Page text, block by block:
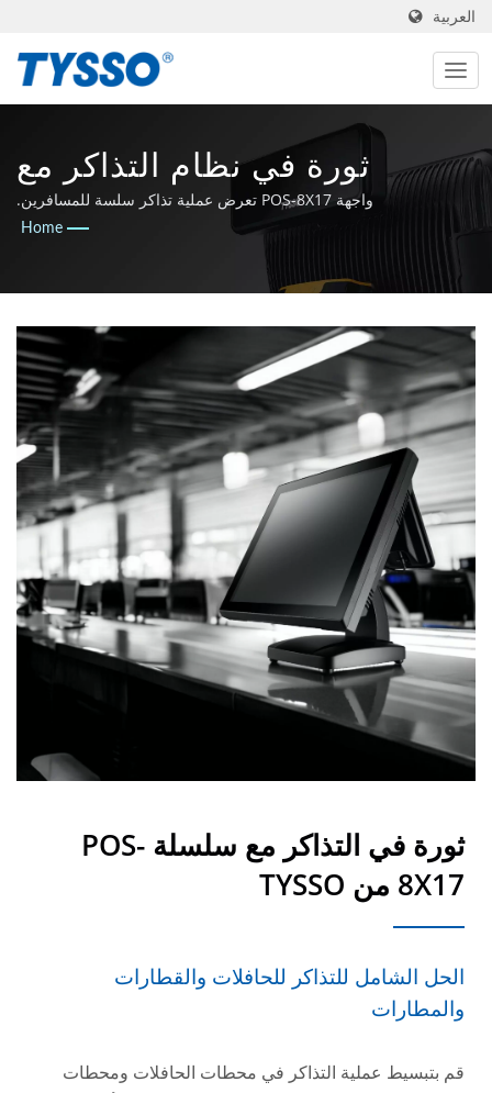
العربية
ثورة في نظام التذاكر مع
سلسلة TYSSO POS-8X17 |
تصنيع AIDC ونقاط البيع منذ
1981 | FAMETECH INC
واجهة POS-8X17 تعرض عملية تذاكر سلسة للمسافرين.
Home
ثورة في التذاكر مع سلسلة POS-
8X17 من TYSSO
الحل الشامل للتذاكر للحافلات والقطارات
والمطارات
قم بتبسيط عملية التذاكر في محطات الحافلات ومحطات